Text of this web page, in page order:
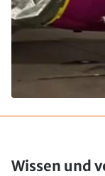
Wissen und